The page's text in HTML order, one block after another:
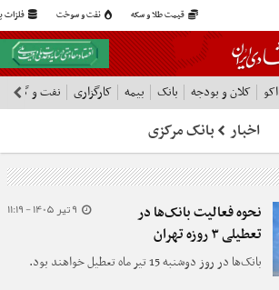
قیمت طلا و سکه نفت و سوخت فلزات
اکو کلان و بودجه بانک بیمه کارگزاری نفت و گاز
اخبار بانک مرکزی
9 تیر 1405 - 11:19
نحوه فعالیت بانک‌ها در
تعطیلی ۳ روزه تهران
بانک‌ها در روز دوشنبه 15 تیر ماه تعطیل خواهند بود.